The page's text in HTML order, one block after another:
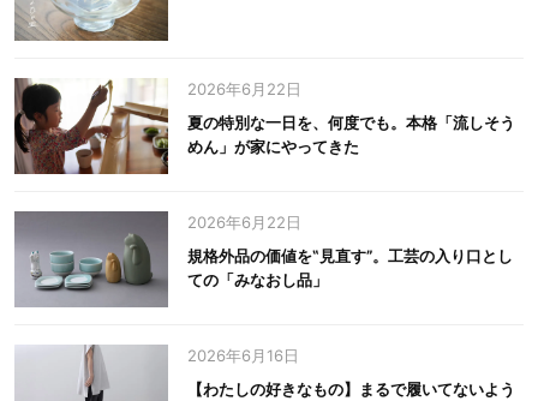
2026年6月22日
夏の特別な一日を、何度でも。本格「流しそう
めん」が家にやってきた
2026年6月22日
規格外品の価値を‟見直す”。工芸の入り口とし
ての「みなおし品」
2026年6月16日
【わたしの好きなもの】まるで履いてないよう